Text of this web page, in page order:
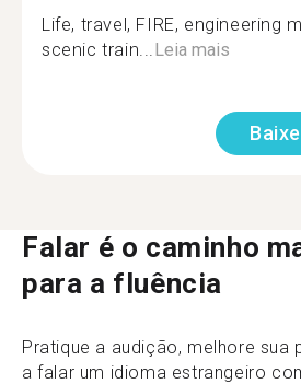
Life, travel, FIRE, engineering
scenic train... Leia mais
Falar é o caminho
para a fluência
Pratique a audição, melhore sua
a falar um idioma estrangeiro